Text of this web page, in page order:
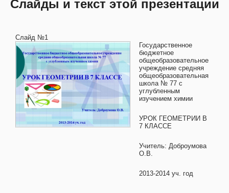
Слайды и текст этой презентации
Слайд №1
Государственное
бюджетное
общеобразовательное
учреждение средняя
общеобразовательная
школа № 77 с
углубленным
изучением химии
УРОК ГЕОМЕТРИИ В
7 КЛАССЕ
Учитель: Доброумова
О.В.
2013-2014 уч. год